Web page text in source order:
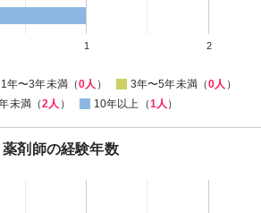
1 2
1年〜3年未満（0人 ） 3年〜5年未満（0人 ）
未満（2人 ） 10年以上（1人 ）
薬剤師の経験年数